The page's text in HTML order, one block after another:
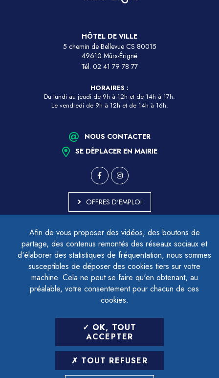
Afin de vous proposer des vidéos, des boutons de
partage, des contenus remontés des réseaux sociaux et
d'élaborer des statistiques de fréquentation, nous sommes
susceptibles de déposer des cookies tiers sur votre
machine. Cela ne peut se faire qu'en obtenant, au
préalable, votre consentement pour chacun de ces
cookies.
OK, TOUT
ACCEPTER
TOUT REFUSER
HÔTEL DE VILLE
5 chemin de Bellevue CS 80015
49610 Mûrs-Érigné
Tél. 02 41 79 78 77
HORAIRES :
Du lundi au jeudi de 9h à 12h et de 14h à 17h.
Le vendredi de 9h à 12h et de 14h à 16h.
NOUS CONTACTER
SE DÉPLACER EN MAIRIE
OFFRES D'EMPLOI
ACCESSIBILITÉ - PARTIELLEMENT CONFORME
PLAN DU SITE
MENTIONS LÉGALES
CONTACTER LE DÉLÉGUÉ À LA PROTECTION DES DONNÉES
GESTION DES COOKIES
LETTRE D'INFORMATION
SAISIR VOTRE ADRESSE E-MAIL
POUR VOUS INSCRIRE :
ARCHIVES DÉSINSCRIPTION